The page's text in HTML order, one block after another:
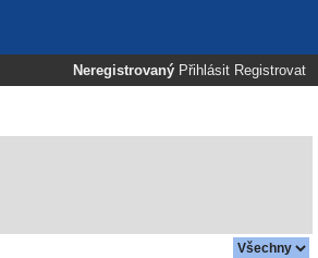
Neregistrovaný Přihlásit Registrovat